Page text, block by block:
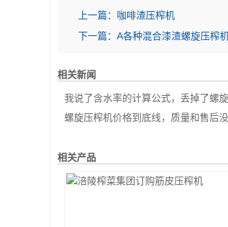
上一篇： 咖啡渣压榨机
下一篇： A各种混合漆渣螺旋压榨
相关新闻
我说了含水率的计算公式，丢掉了螺旋
螺旋压榨机价格到底线，质量和售后没
相关产品